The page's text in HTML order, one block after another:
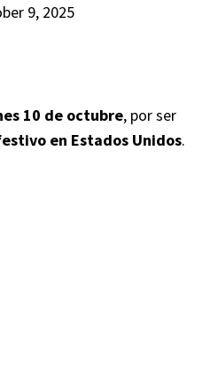
9, 2025
10 de octubre, por ser
en Estados Unidos.